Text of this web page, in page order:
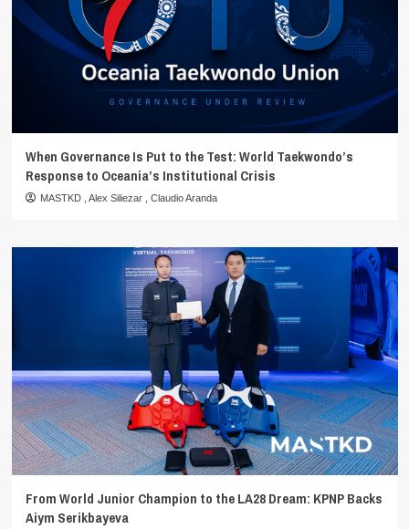
When Governance Is Put to the Test: World Taekwondo’s
Response to Oceania’s Institutional Crisis
MASTKD Alex Siliezar Claudio Aranda
From World Junior Champion to the LA28 Dream: KPNP Backs
Aiym Serikbayeva